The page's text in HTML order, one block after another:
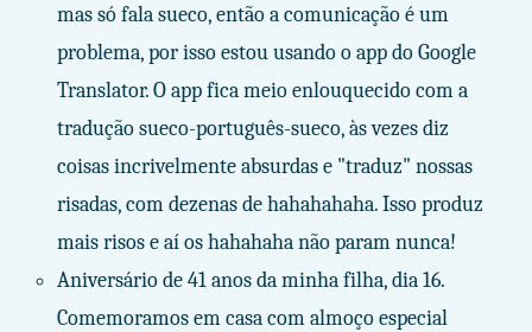
mas só fala sueco, então a comunicação é um
problema, por isso estou usando o app do Google
Translator. O app fica meio enlouquecido com a
tradução sueco-português-sueco, às vezes diz
coisas incrivelmente absurdas e "traduz" nossas
risadas, com dezenas de hahahahaha. Isso produz
mais risos e aí os hahahaha não param nunca!
Aniversário de 41 anos da minha filha, dia 16.
Comemoramos em casa com almoço especial